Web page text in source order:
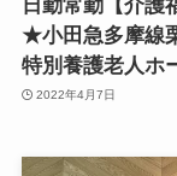
日勤常勤【介護
★小田急多摩線
特別養護老人ホ
2022年4月7日